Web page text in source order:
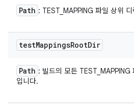
Path : TEST_MAPPING 파일 상위 디
testMappingsRootDir
Path : 빌드의 모든 TEST_MAPPING
입니다.